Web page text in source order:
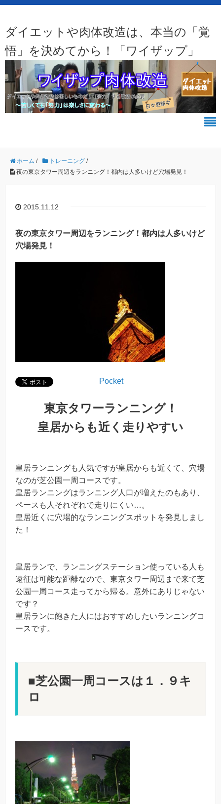
ダイエットや肉体改造は、本当の「覚
悟」を決めてから！「ワイザップ」
ホーム / トレーニング /
夜の東京タワー周辺をランニング！都内は人多いけど穴場発見！
2015.11.12
夜の東京タワー周辺をランニング！都内は人多いけど
穴場発見！
Pocket
東京タワーランニング！
皇居からも近く走りやすい
皇居ランニングも人気ですが皇居からも近くて、穴場
なのが芝公園一周コースです。
皇居ランニングはランニング人口が増えたのもあり、
ペースも人それぞれで走りにくい…。
皇居近くに穴場的なランニングスポットを発見しまし
た！
皇居ランで、ランニングステーション使っている人も
遠征は可能な距離なので、東京タワー周辺まで来て芝
公園一周コース走ってから帰る。意外にありじゃない
です？
皇居ランに飽きた人にはおすすめしたいランニングコ
ースです。
■芝公園一周コースは１．９キ
ロ